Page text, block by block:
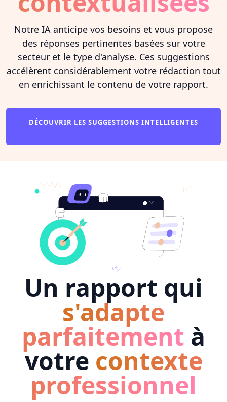
Notre IA anticipe vos besoins et vous propose
des réponses pertinentes basées sur votre
secteur et le type d'analyse. Ces suggestions
accélèrent considérablement votre rédaction tout
en enrichissant le contenu de votre rapport.
DÉCOUVRIR LES SUGGESTIONS INTELLIGENTES
Un rapport qui
s'adapte
parfaitement à
votre contexte
professionnel